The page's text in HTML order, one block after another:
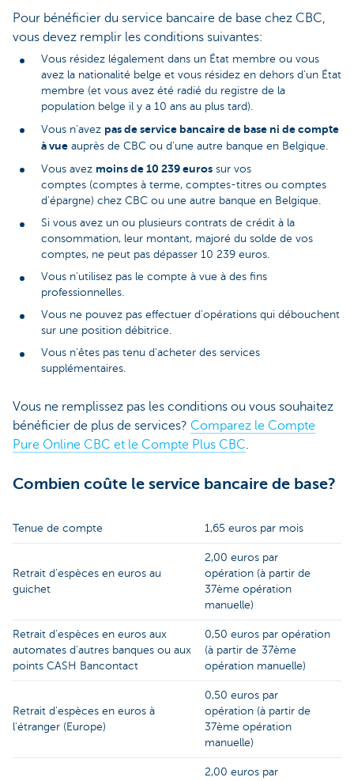
Pour bénéficier du service bancaire de base chez CBC,
vous devez remplir les conditions suivantes:
Vous résidez légalement dans un État membre ou vous
avez la nationalité belge et vous résidez en dehors d'un État
membre (et vous avez été radié du registre de la
population belge il y a 10 ans au plus tard).
Vous n'avez pas de service bancaire de base ni de compte
à vue auprès de CBC ou d'une autre banque en Belgique.
Vous avez moins de 10 239 euros sur vos
comptes (comptes à terme, comptes-titres ou comptes
d'épargne) chez CBC ou une autre banque en Belgique.
Si vous avez un ou plusieurs contrats de crédit à la
consommation, leur montant, majoré du solde de vos
comptes, ne peut pas dépasser 10 239 euros.
Vous n'utilisez pas le compte à vue à des fins
professionnelles.
Vous ne pouvez pas effectuer d'opérations qui débouchent
sur une position débitrice.
Vous n'êtes pas tenu d'acheter des services
supplémentaires.
Vous ne remplissez pas les conditions ou vous souhaitez
bénéficier de plus de services? Comparez le Compte
Pure Online CBC et le Compte Plus CBC.
Combien coûte le service bancaire de base?
Tenue de compte 1,65 euros par mois
Retrait d'espèces en euros au
guichet
2,00 euros par
opération (à partir de
37ème opération
manuelle)
Retrait d'espèces en euros aux
automates d'autres banques ou aux
points CASH Bancontact
0,50 euros par opération
(à partir de 37ème
opération manuelle)
Retrait d'espèces en euros à
l'étranger (Europe)
0,50 euros par
opération (à partir de
37ème opération
manuelle)
2,00 euros par